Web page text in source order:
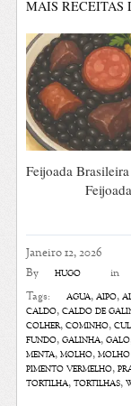
Janeiro 12, 2026
By hugo in
Tags: agua,aipo,
caldo,caldo de
colher,cominho,
fundo,galinha,galo
menta,molho,
pimento vermelho,
tortilha,tortilhas,
MAIS RECEITAS
Feijoada
Feijoada